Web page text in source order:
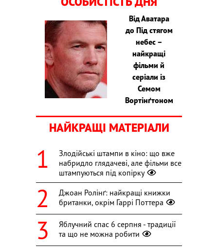
Від Аватара
до Під стягом
небес –
найкращі
фільми й
серіали із
Семом
Вортінґтоном
НАЙКРАЩІ МАТЕРІАЛИ
Злодійські штампи в кіно: що вже
набридло глядачеві, але фільми все
штампуються під копірку
Джоан Ролінґ: найкращі книжки
британки, окрім Гаррі Поттера
Яблучний спас 6 серпня - традиції
та що не можна робити